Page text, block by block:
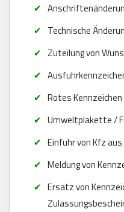
Technische
Zuteilung von
Rotes Kennzeichen
Umweltplakette /
Einfuhr von Kfz
Meldung von
Ersatz von